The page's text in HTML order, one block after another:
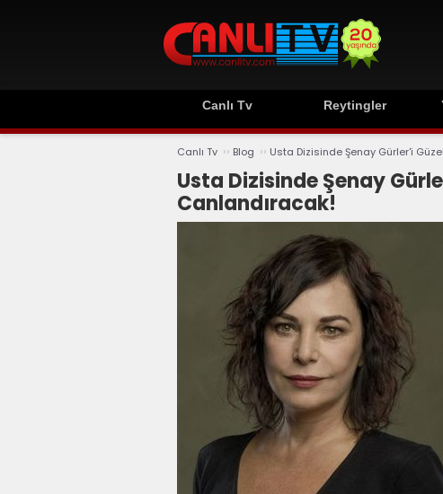
Canlı Tv Reytingler
Canlı Tv ›› Blog ›› Usta Dizisinde Şenay Gürler'i
Usta Dizisinde Şenay
Canlandıracak!